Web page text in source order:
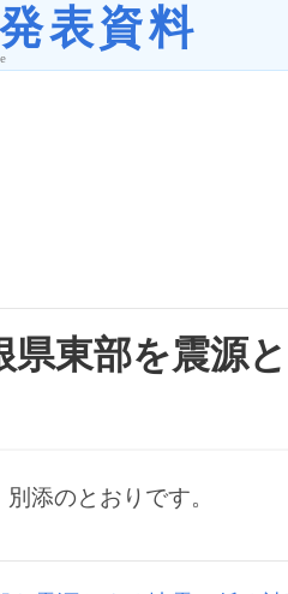
東部を震源
添のとおりです。